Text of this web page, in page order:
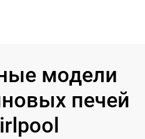
модели
печей